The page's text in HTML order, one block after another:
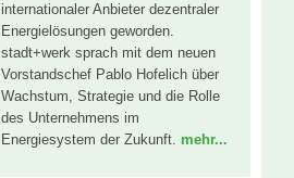
internationaler Anbieter dezentraler
Energielösungen geworden.
stadt+werk sprach mit dem neuen
Vorstandschef Pablo Hofelich über
Wachstum, Strategie und die Rolle
des Unternehmens im
Energiesystem der Zukunft. mehr...